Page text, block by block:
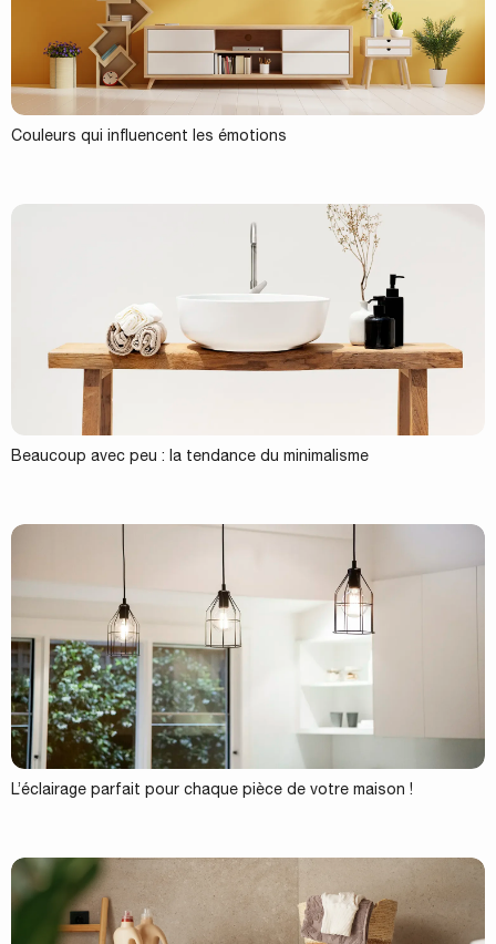
Couleurs qui influencent les émotions
Beaucoup avec peu : la tendance du minimalisme
L’éclairage parfait pour chaque pièce de votre maison !